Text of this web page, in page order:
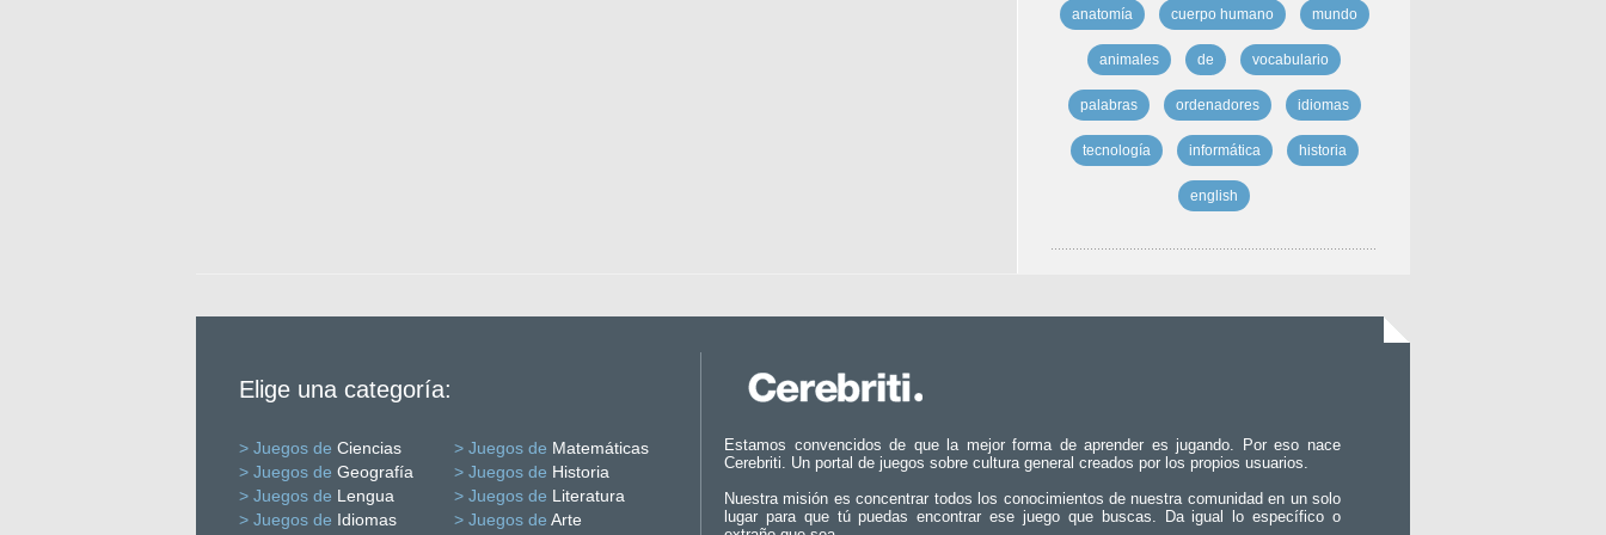
anatomía cuerpo humano mundo
animales de vocabulario
palabras ordenadores idiomas
tecnología informática historia
english
Elige una categoría:
> Juegos de Ciencias > Juegos de Matemáticas
> Juegos de Geografía > Juegos de Historia
> Juegos de Lengua > Juegos de Literatura
> Juegos de Idiomas > Juegos de Arte
Estamos convencidos de que la mejor forma de aprender es jugando. Por eso nace
Cerebriti. Un portal de juegos sobre cultura general creados por los propios usuarios.
Nuestra misión es concentrar todos los conocimientos de nuestra comunidad en un solo
lugar para que tú puedas encontrar ese juego que buscas. Da igual lo específico o